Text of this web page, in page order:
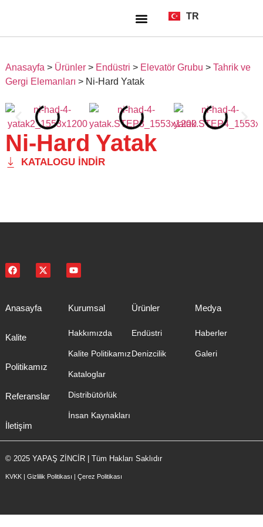
TR
EN
Anasayfa > Ürünler> Endüstri > Elevatör Grubu > Tahrik ve
Gergi Elemanları > Ni-Hard Yatak
Ni-Hard Yatak
KATALOGU İNDIR
Anasayfa
Kalite
Politikamız
Referanslar
İletişim
Kurumsal
Hakkımızda
Kalite Politikamız
Kataloglar
Distribütörlük
İnsan Kaynakları
Ürünler
Endüstri
Denizcilik
Medya
Haberler
Galeri
© 2025 YAPAŞ ZİNCİR | Tüm Hakları Saklıdır
KVKK| Gizlilik Politikası | Çerez Politikası